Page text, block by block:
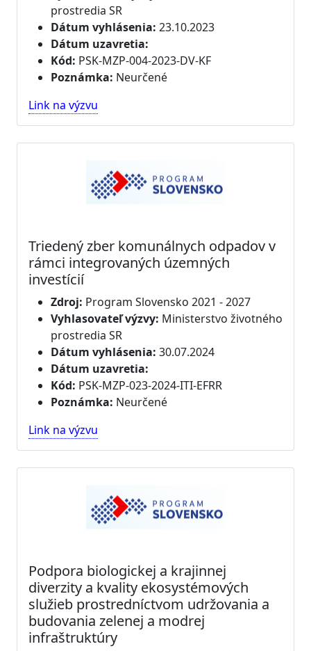
prostredia SR
Dátum vyhlásenia: 23.10.2023
Dátum uzavretia:
Kód: PSK-MZP-004-2023-DV-KF
Poznámka: Neurčené
Link na výzvu
Triedený zber komunálnych odpadov v
rámci integrovaných územných
investícií
Zdroj: Program Slovensko 2021 - 2027
Vyhlasovateľ výzvy: Ministerstvo životného
prostredia SR
Dátum vyhlásenia: 30.07.2024
Dátum uzavretia:
Kód: PSK-MZP-023-2024-ITI-EFRR
Poznámka: Neurčené
Link na výzvu
Podpora biologickej a krajinnej
diverzity a kvality ekosystémových
služieb prostredníctvom udržovania a
budovania zelenej a modrej
infraštruktúry